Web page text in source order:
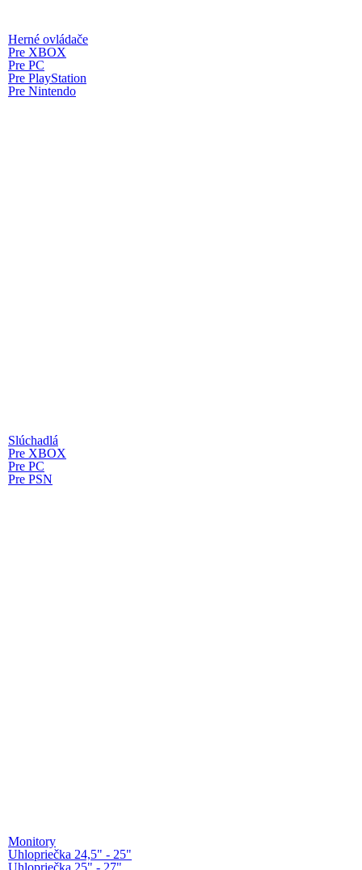
Herné ovládače
Pre XBOX
Pre PC
Pre PlayStation
Pre Nintendo
Slúchadlá
Pre XBOX
Pre PC
Pre PSN
Monitory
Uhlopriečka 24,5" - 25"
Uhlopriečka 25" - 27"